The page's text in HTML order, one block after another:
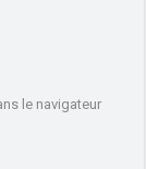
le navigateur